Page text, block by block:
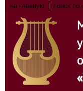
на главную поиск по